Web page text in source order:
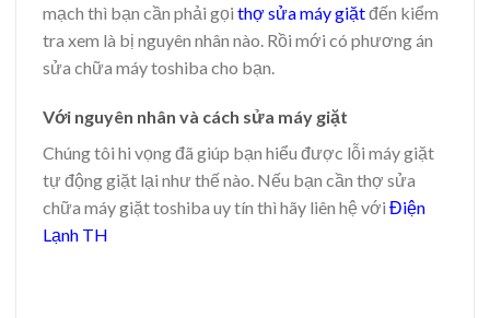
mạch thì bạn cần phải gọi thợ sửa máy giặtđến kiểm
tra xem là bị nguyên nhân nào. Rồi mới có phương án
sửa chữa máy toshiba cho bạn.
Với nguyên nhân và cách sửa máy giặt
Chúng tôi hi vọng đã giúp bạn hiểu được lỗi máy giặt
tự động giặt lại như thế nào. Nếu bạn cần thợ sửa
chữa máy giặt toshiba uy tín thì hãy liên hệ với Điện
Lạnh TH